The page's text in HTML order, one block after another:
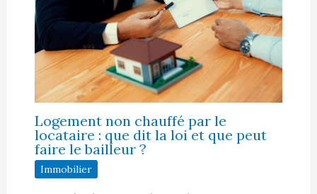
Logement non chauffé par le
locataire : que dit la loi et que peut
faire le bailleur ?
Immobilier